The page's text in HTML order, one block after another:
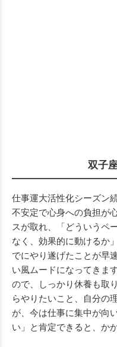
双子
仕事運大活性化シーズン
不安定で心身への負担が
スが取れ、「どういうペ
なく、効果的に動けるか
でにやり遂げたことが早
い風ムードになってきま
ので、しっかり休養も取
らやりたいこと、自分の
が、今は仕事に集中が向
い」と肯定できると、か